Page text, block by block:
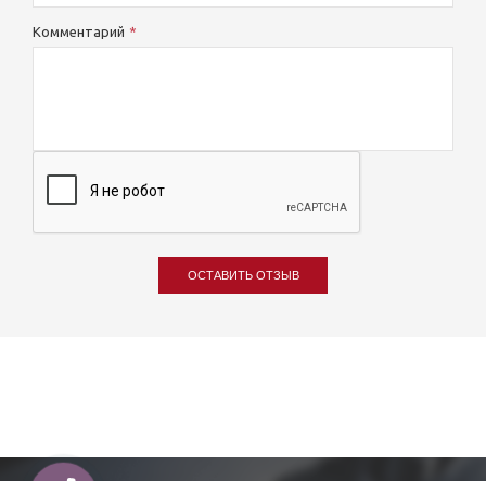
Комментарий
ОСТАВИТЬ ОТЗЫВ